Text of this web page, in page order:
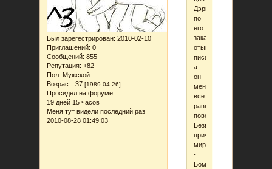
Был зарегестрирован: 2010-02-10
Приглашений: 0
Сообщений: 855
Репутация: +82
Пол: Мужской
Возраст: 37 [1989-04-26]
Просидел на форуме:
19 дней 15 часов
Меня тут видели последний раз
2010-08-28 01:49:03
Дэриэла
по
его
заказу
отыгрыши
писала,
а
он
меня
все
равно
повесил.
Безвинно
причем,
мирный
-
Бомжа...